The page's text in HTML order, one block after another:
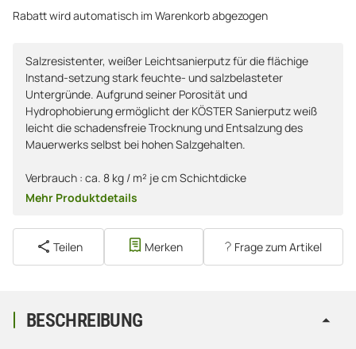
Rabatt wird automatisch im Warenkorb abgezogen
Salzresistenter, weißer Leichtsanierputz für die flächige
Instand-setzung stark feuchte- und salzbelasteter
Untergründe. Aufgrund seiner Porosität und
Hydrophobierung ermöglicht der KÖSTER Sanierputz weiß
leicht die schadensfreie Trocknung und Entsalzung des
Mauerwerks selbst bei hohen Salzgehalten.
Verbrauch : ca. 8 kg / m² je cm Schichtdicke
Mehr Produktdetails
Teilen Merken Frage zum Artikel
BESCHREIBUNG